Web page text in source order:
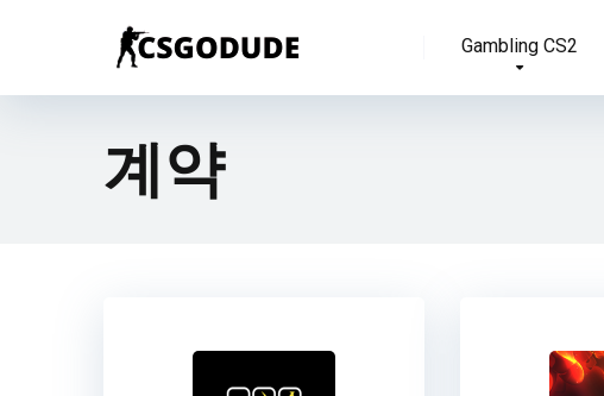
Gambling CS2
계약